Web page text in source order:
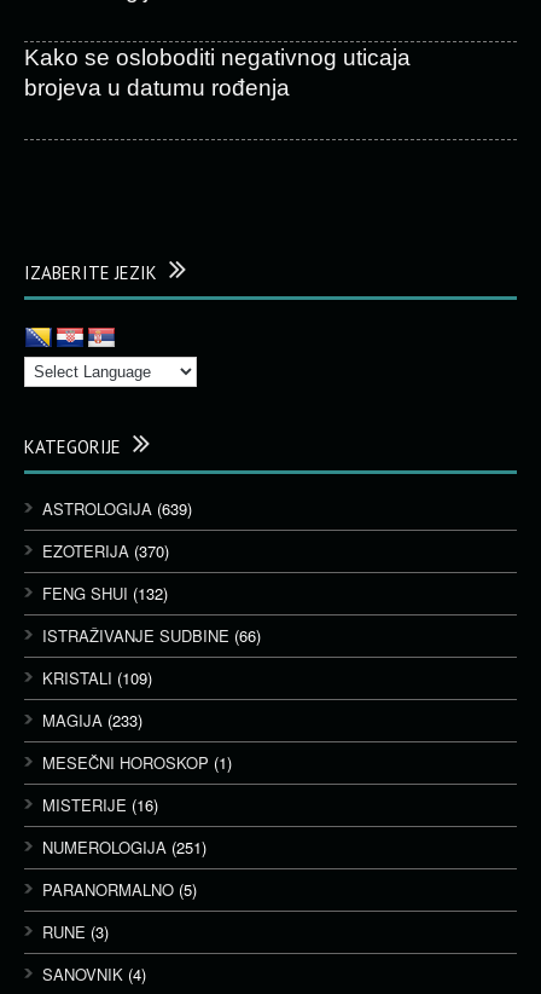
Kako se osloboditi negativnog uticaja
brojeva u datumu rođenja
IZABERITE JEZIK
KATEGORIJE
ASTROLOGIJA (639)
EZOTERIJA (370)
FENG SHUI (132)
ISTRAŽIVANJE SUDBINE (66)
KRISTALI (109)
MAGIJA (233)
MESEČNI HOROSKOP (1)
MISTERIJE (16)
NUMEROLOGIJA (251)
PARANORMALNO (5)
RUNE (3)
SANOVNIK (4)